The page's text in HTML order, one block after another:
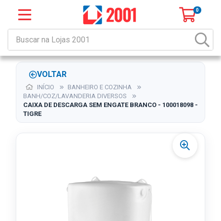
0
VOLTAR
INÍCIO
BANHEIRO E COZINHA
BANH/COZ/LAVANDERIA DIVERSOS
CAIXA DE DESCARGA SEM ENGATE BRANCO - 100018098 -
TIGRE